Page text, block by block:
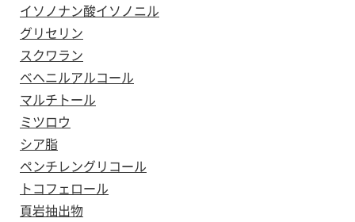
イソノナン酸イソノニル
グリセリン
スクワラン
ベヘニルアルコール
マルチトール
ミツロウ
シア脂
ペンチレングリコール
トコフェロール
頁岩抽出物